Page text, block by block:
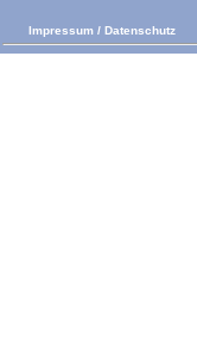
Impressum / Datenschutz